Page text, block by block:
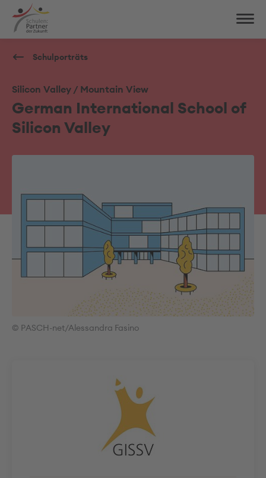
Schulporträts
Silicon Valley / Mountain View
German International School of
Silicon Valley
© PASCH-net/Alessandra Fasino